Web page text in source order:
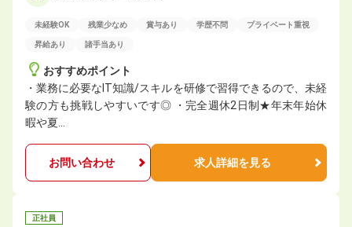
未経験OK 残業少なめ 賞与あり 学歴不問 プライベート重視
昇給あり 諸手当あり
おすすめポイント
・業務に必要なIT知識/スキルを研修で習得できるので、未経
験の方も挑戦しやすいです◎ ・完全週休2日制★年末年始休
暇や夏…
お問い合わせ 求人詳細を見る
正社員